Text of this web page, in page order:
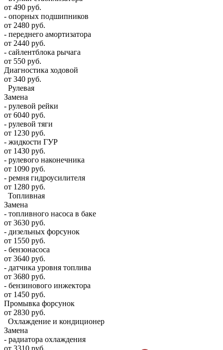
от 490 руб.
- опорных подшипников
от 2480 руб.
- переднего амортизатора
от 2440 руб.
- сайлентблока рычага
от 550 руб.
Диагностика ходовой
от 340 руб.
Рулевая
Замена
- рулевой рейки
от 6040 руб.
- рулевой тяги
от 1230 руб.
- жидкости ГУР
от 1430 руб.
- рулевого наконечника
от 1090 руб.
- ремня гидроусилителя
от 1280 руб.
Топливная
Замена
- топливного насоса в баке
от 3630 руб.
- дизельных форсунок
от 1550 руб.
- бензонасоса
от 3640 руб.
- датчика уровня топлива
от 3680 руб.
- бензинового инжектора
от 1450 руб.
Промывка форсунок
от 2830 руб.
Охлаждение и кондиционер
Замена
- радиатора охлаждения